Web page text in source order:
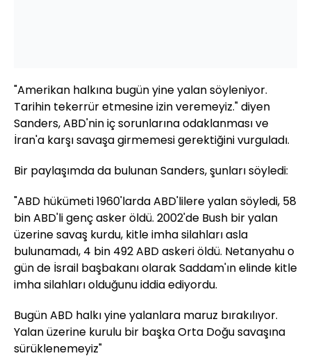
"Amerikan halkına bugün yine yalan söyleniyor.
Tarihin tekerrür etmesine izin veremeyiz." diyen
Sanders, ABD'nin iç sorunlarına odaklanması ve
İran'a karşı savaşa girmemesi gerektiğini vurguladı.
Bir paylaşımda da bulunan Sanders, şunları söyledi:
"ABD hükümeti 1960'larda ABD'lilere yalan söyledi, 58
bin ABD'li genç asker öldü. 2002'de Bush bir yalan
üzerine savaş kurdu, kitle imha silahları asla
bulunamadı, 4 bin 492 ABD askeri öldü. Netanyahu o
gün de İsrail başbakanı olarak Saddam'ın elinde kitle
imha silahları olduğunu iddia ediyordu.
Bugün ABD halkı yine yalanlara maruz bırakılıyor.
Yalan üzerine kurulu bir başka Orta Doğu savaşına
sürüklenemeyiz"